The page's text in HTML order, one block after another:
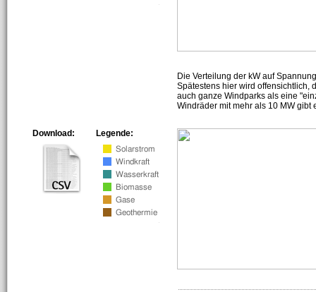
Die Verteilung der kW auf
Spätestens hier wird offensichtlich,
auch ganze Windparks als eine
Windräder mit mehr als 10 MW gibt
Legende:
Download: